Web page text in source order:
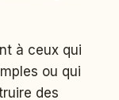
à ceux qui
ou qui
des